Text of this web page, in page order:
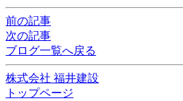
前の記事
次の記事
ブログ一覧へ戻る
株式会社 福井建設
トップページ